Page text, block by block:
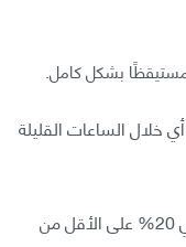
مستيقظًا بشكل كامل.
خلال الساعات القليلة
يمكن أن يبدأ السير النومي في أي مرحلة عمرية ولكنه أكثر شيوعًا عند الأطفال؛ حيث قدّر أنّ حوالي 20% على الأقل من